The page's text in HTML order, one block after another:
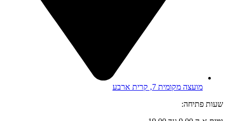
מועצה מקומית 7, קרית ארבע
שעות פתיחה: